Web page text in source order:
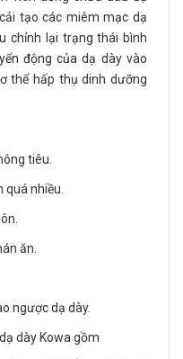
tạo các miêm mạc dạ
chỉnh lại trạng thái bình
động của dạ dày vào
thể hấp thụ dinh dưỡng
tiêu.
quá nhiều.
ăn.
ngược dạ dày.
dày Kowa gồm